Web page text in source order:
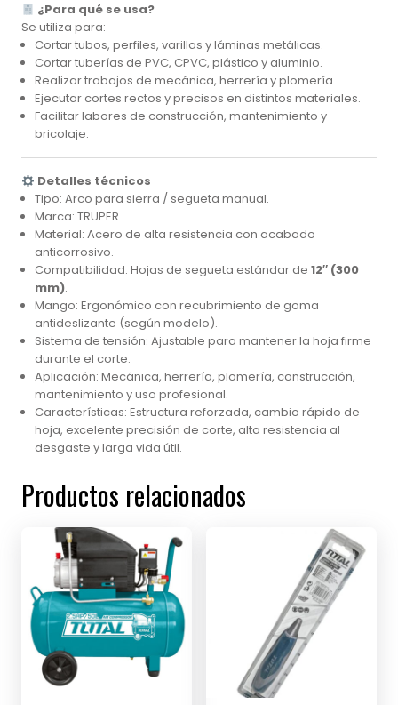
¿Para qué se usa?
Se utiliza para:
Cortar tubos, perfiles, varillas y láminas metálicas.
Cortar tuberías de PVC, CPVC, plástico y aluminio.
Realizar trabajos de mecánica, herrería y plomería.
Ejecutar cortes rectos y precisos en distintos materiales.
Facilitar labores de construcción, mantenimiento y
bricolaje.
Detalles técnicos
Tipo: Arco para sierra / segueta manual.
Marca: TRUPER.
Material: Acero de alta resistencia con acabado
anticorrosivo.
Compatibilidad: Hojas de segueta estándar de 12″ (300
mm).
Mango: Ergonómico con recubrimiento de goma
antideslizante (según modelo).
Sistema de tensión: Ajustable para mantener la hoja firme
durante el corte.
Aplicación: Mecánica, herrería, plomería, construcción,
mantenimiento y uso profesional.
Características: Estructura reforzada, cambio rápido de
hoja, excelente precisión de corte, alta resistencia al
desgaste y larga vida útil.
Productos relacionados